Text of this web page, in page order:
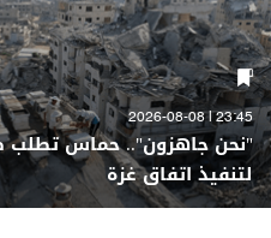
23:45 | 2026-08-08
"نحن جاهزون".. حماس تطلب
لتنفيذ اتفاق غزة